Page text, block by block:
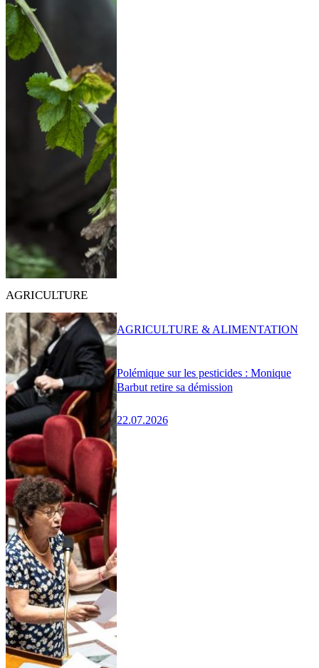
AGRICULTURE
Polémique sur les pesticides : Monique
Barbut retire sa démission
22.07.2026
AGRICULTURE & ALIMENTATION